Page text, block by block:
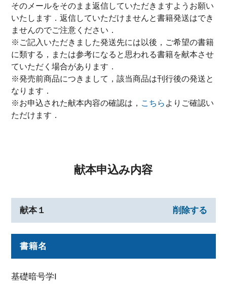
そのメールをそのまま返信していただきますようお願い
いたします．返信していただけませんと書籍発送はでき
ませんのでご注意ください．
※ご記入いただきました発送先には以後，ご希望の書籍
に類する，または参考になると思われる書籍を献本させ
ていただく場合があります．
※発売前商品につきまして，該当商品は刊行後の発送と
なります．
※お申込された献本内容の確認は， こちら よりご確認い
ただけます．
献本申込み内容
献本１ 削除する
書籍名
基礎暗号学I